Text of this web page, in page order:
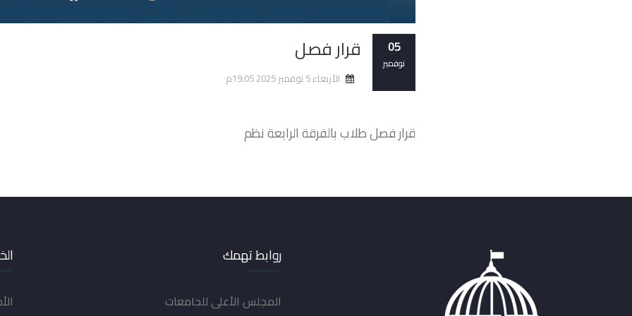
05
نوفمبر قرار فصل
الأربعاء 5 نوفمبر 2025 19:05م
قرار فصل طلاب بالفرقة الرابعة نظم
روابط تهمك
المجلس الأعلى للجامعات